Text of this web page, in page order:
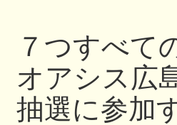
７つすべて
オアシス広
抽選に参加